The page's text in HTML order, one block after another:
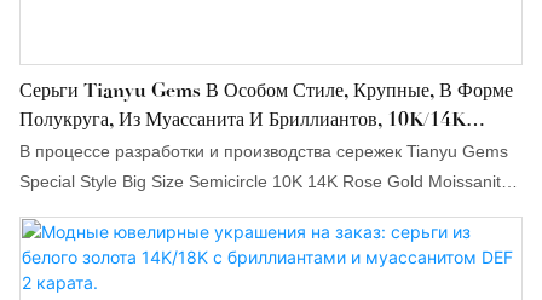
Серьги Tianyu Gems В Особом Стиле, Крупные, В Форме
Полукруга, Из Муассанита И Бриллиантов, 10K/14K
Розовое Золото.
В процессе разработки и производства сережек Tianyu Gems
Special Style Big Size Semicircle 10K 14K Rose Gold Moissanite
технологии и методы производства ведущих отечественных и
зарубежных компаний. Кроме того, предлагается